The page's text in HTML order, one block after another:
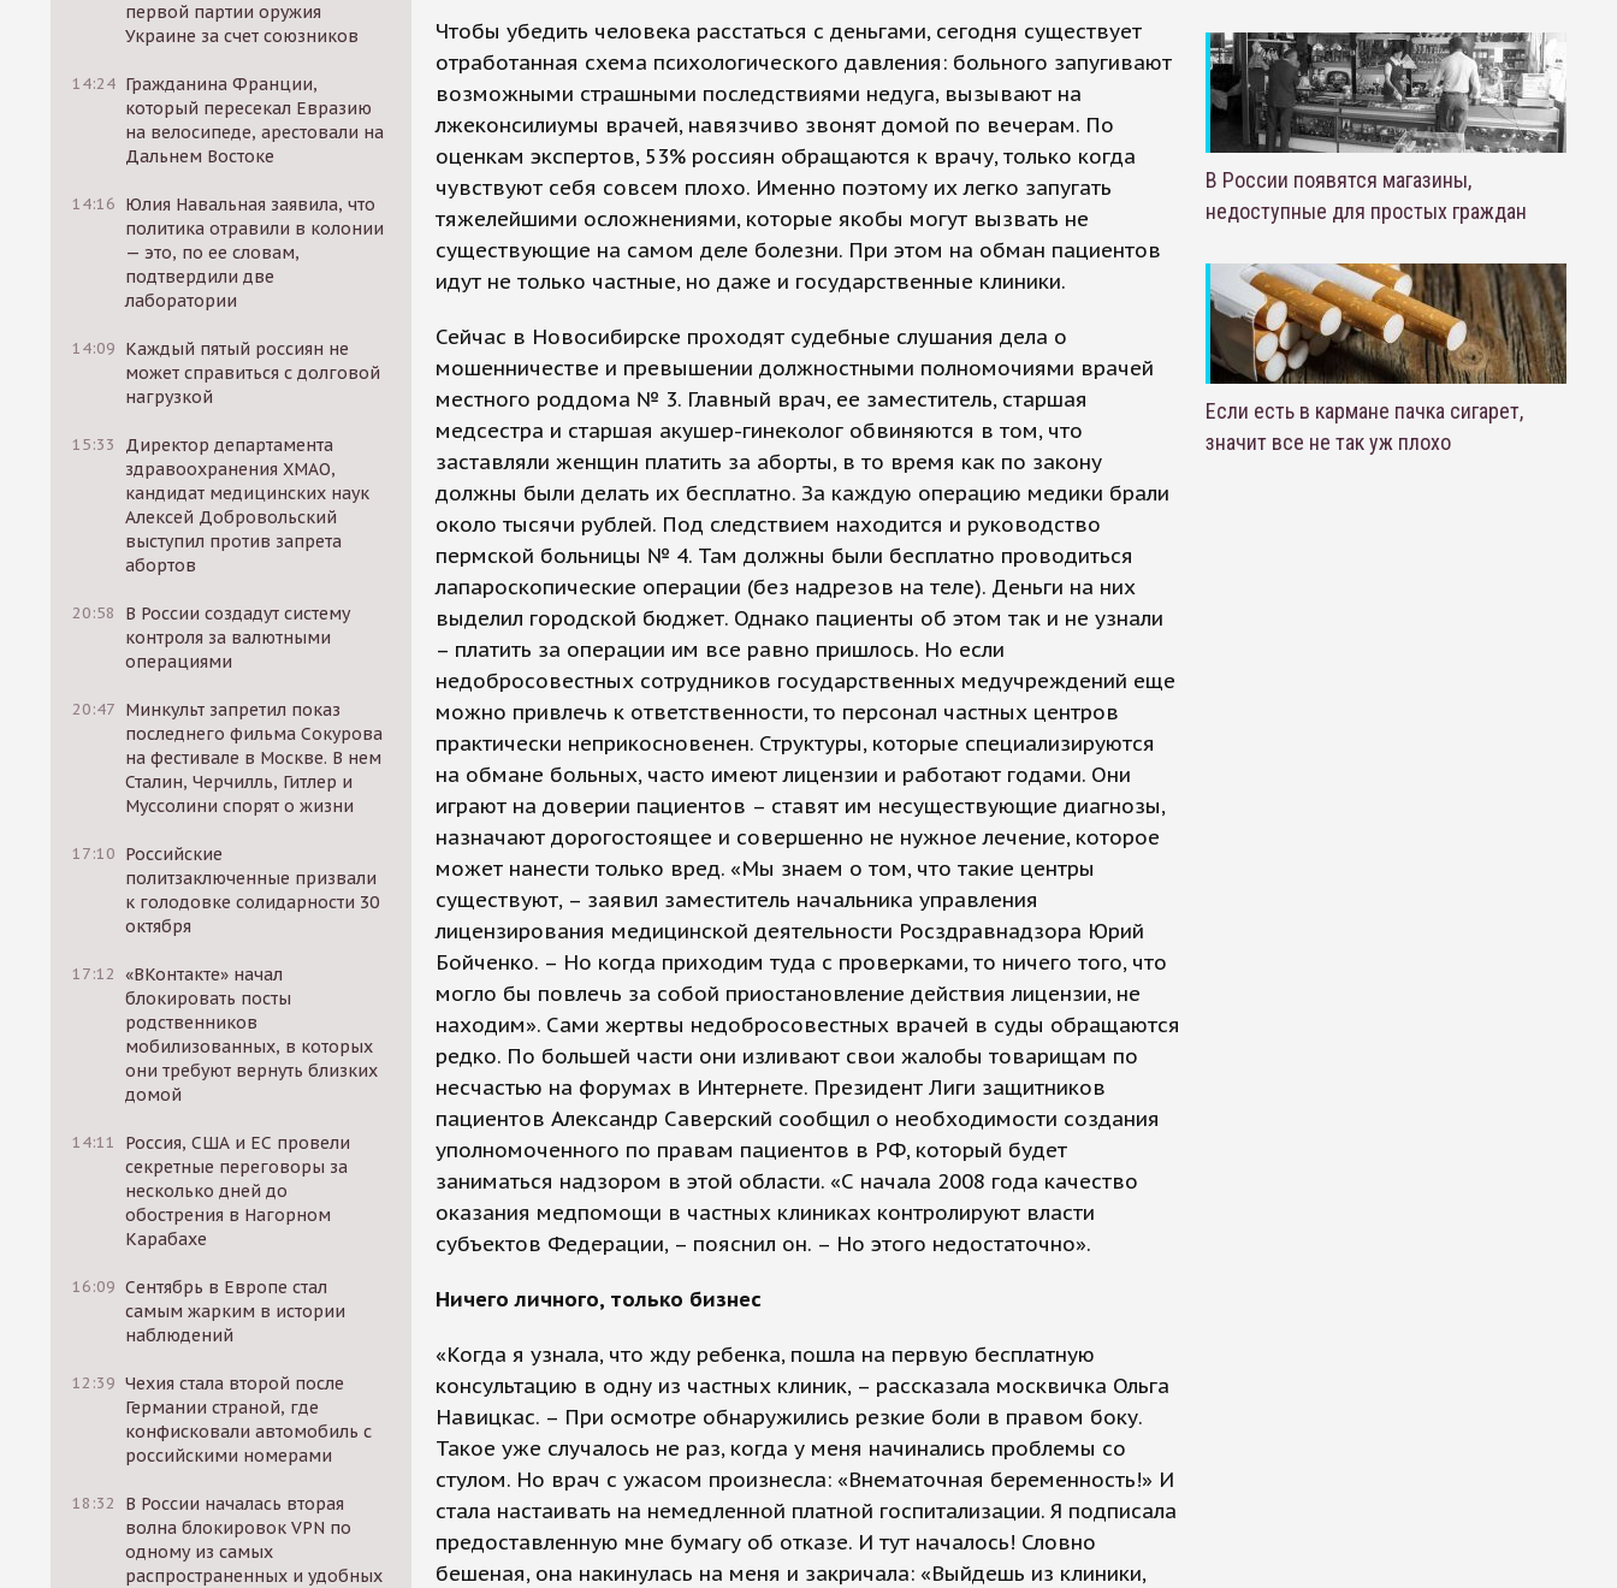
первой партии оружия
Украине за счет союзников
14:24 Гражданина Франции,
который пересекал Евразию
на велосипеде, арестовали на
Дальнем Востоке
14:16 Юлия Навальная заявила, что
политика отравили в колонии
— это, по ее словам,
подтвердили две
лаборатории
14:09 Каждый пятый россиян не
может справиться с долговой
нагрузкой
15:33
Директор департамента
здравоохранения ХМАО,
кандидат медицинских наук
Алексей Добровольский
выступил против запрета
абортов
20:58
В России создадут систему
контроля за валютными
операциями
20:47 Минкульт запретил показ
последнего фильма Сокурова
на фестивале в Москве. В нем
Сталин, Черчилль, Гитлер и
Муссолини спорят о жизни
17:10 Российские
политзаключенные призвали
к голодовке солидарности 30
октября
17:12 «ВКонтакте» начал
блокировать посты
родственников
мобилизованных, в которых
они требуют вернуть близких
домой
14:11
Россия, США и ЕС провели
секретные переговоры за
несколько дней до
обострения в Нагорном
Карабахе
16:09 Сентябрь в Европе стал
самым жарким в истории
наблюдений
12:39 Чехия стала второй после
Германии страной, где
конфисковали автомобиль с
российскими номерами
18:32
В России началась вторая
волна блокировок VPN по
одному из самых
распространенных и удобных
Чтобы убедить человека расстаться с деньгами, сегодня существует
отработанная схема психологического давления: больного запугивают
возможными страшными последствиями недуга, вызывают на
лжеконсилиумы врачей, навязчиво звонят домой по вечерам. По
оценкам экспертов, 53% россиян обращаются к врачу, только когда
чувствуют себя совсем плохо. Именно поэтому их легко запугать
тяжелейшими осложнениями, которые якобы могут вызвать не
существующие на самом деле болезни. При этом на обман пациентов
идут не только частные, но даже и государственные клиники.
Сейчас в Новосибирске проходят судебные слушания дела о
мошенничестве и превышении должностными полномочиями врачей
местного роддома № 3. Главный врач, ее заместитель, старшая
медсестра и старшая акушер-гинеколог обвиняются в том, что
заставляли женщин платить за аборты, в то время как по закону
должны были делать их бесплатно. За каждую операцию медики брали
около тысячи рублей. Под следствием находится и руководство
пермской больницы № 4. Там должны были бесплатно проводиться
лапароскопические операции (без надрезов на теле). Деньги на них
выделил городской бюджет. Однако пациенты об этом так и не узнали
– платить за операции им все равно пришлось. Но если
недобросовестных сотрудников государственных медучреждений еще
можно привлечь к ответственности, то персонал частных центров
практически неприкосновенен. Структуры, которые специализируются
на обмане больных, часто имеют лицензии и работают годами. Они
играют на доверии пациентов – ставят им несуществующие диагнозы,
назначают дорогостоящее и совершенно не нужное лечение, которое
может нанести только вред. «Мы знаем о том, что такие центры
существуют, – заявил заместитель начальника управления
лицензирования медицинской деятельности Росздравнадзора Юрий
Бойченко. – Но когда приходим туда с проверками, то ничего того, что
могло бы повлечь за собой приостановление действия лицензии, не
находим». Сами жертвы недобросовестных врачей в суды обращаются
редко. По большей части они изливают свои жалобы товарищам по
несчастью на форумах в Интернете. Президент Лиги защитников
пациентов Александр Саверский сообщил о необходимости создания
уполномоченного по правам пациентов в РФ, который будет
заниматься надзором в этой области. «С начала 2008 года качество
оказания медпомощи в частных клиниках контролируют власти
субъектов Федерации, – пояснил он. – Но этого недостаточно».
Ничего личного, только бизнес
«Когда я узнала, что жду ребенка, пошла на первую бесплатную
консультацию в одну из частных клиник, – рассказала москвичка Ольга
Навицкас. – При осмотре обнаружились резкие боли в правом боку.
Такое уже случалось не раз, когда у меня начинались проблемы со
стулом. Но врач с ужасом произнесла: «Внематочная беременность!» И
стала настаивать на немедленной платной госпитализации. Я подписала
предоставленную мне бумагу об отказе. И тут началось! Словно
бешеная, она накинулась на меня и закричала: «Выйдешь из клиники,
В России появятся магазины,
недоступные для простых граждан
Если есть в кармане пачка сигарет,
значит все не так уж плохо